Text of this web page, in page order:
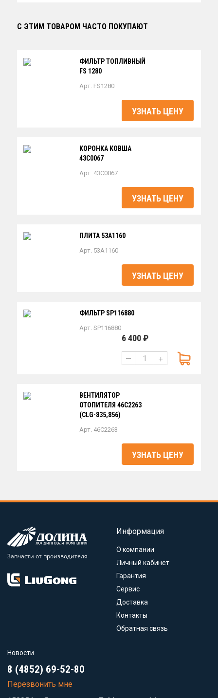
С ЭТИМ ТОВАРОМ ЧАСТО ПОКУПАЮТ
ФИЛЬТР ТОПЛИВНЫЙ
FS 1280
Арт. FS1280
УЗНАТЬ ЦЕНУ
КОРОНКА КОВША
43C0067
Арт. 43C0067
УЗНАТЬ ЦЕНУ
ПЛИТА 53A1160
Арт. 53A1160
УЗНАТЬ ЦЕНУ
ФИЛЬТР SP116880
Арт. SP116880
6 400 ₽
— +
ВЕНТИЛЯТОР
ОТОПИТЕЛЯ 46С2263
(CLG-835,856)
Арт. 46C2263
УЗНАТЬ ЦЕНУ
Запчасти от производителя
Информация
О компании
Личный кабинет
Гарантия
Сервис
Доставка
Контакты
Обратная связь
Новости
8 (4852) 69-52-80
Перезвонить мне